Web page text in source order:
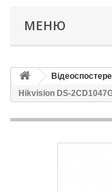
МЕНЮ
Hikvision DS-